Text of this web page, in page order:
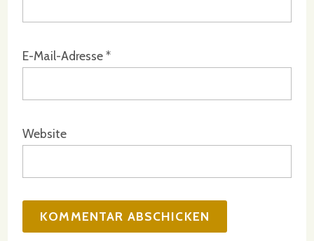
E-Mail-Adresse*
Website